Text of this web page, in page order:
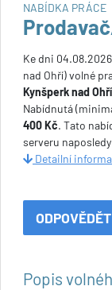
NABÍDKA PRÁCE
Ke dni
nad Ohří) volné
Kynšperk nad Ohří
Nabídnutá
400 Kč. Tato
serveru
Detailní
Popis